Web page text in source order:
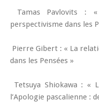
Tamas Pavlovits :
perspectivisme dans les
Pierre Gibert : « La
dans les Pensées »
Tetsuya Shiokawa : «
l’Apologie pascalienne :